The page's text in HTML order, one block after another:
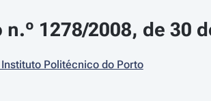
1278/2008, de 30
Politécnico do Porto